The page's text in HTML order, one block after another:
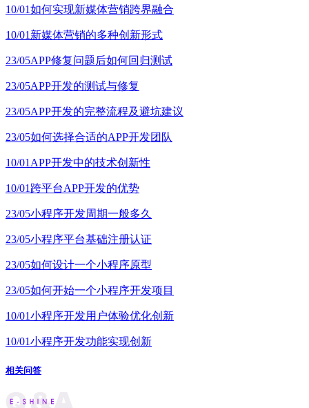
10/01如何实现新媒体营销跨界融合
10/01 新媒体营销的多种创新形式
23/05APP修复问题后如何回归测试
23/05APP开发的测试与修复
23/05APP开发的完整流程及避坑建议
23/05如何选择合适的APP开发团队
10/01 APP开发中的技术创新性
10/01 跨平台APP开发的优势
23/05小程序开发周期一般多久
23/05小程序平台基础注册认证
23/05如何设计一个小程序原型
23/05如何开始一个小程序开发项目
10/01小程序开发用户体验优化创新
10/01小程序开发功能实现创新
相关问答